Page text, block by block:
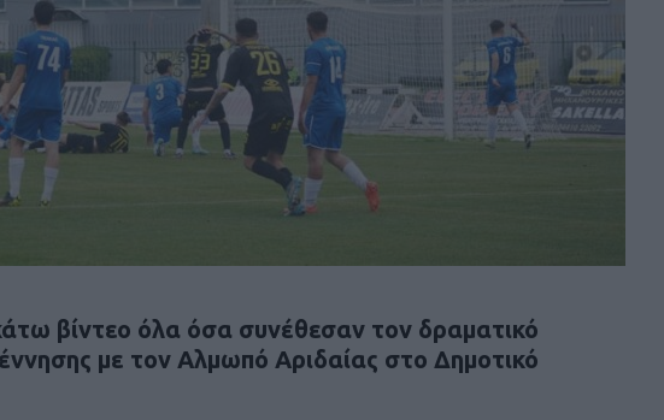
βίντεο όλα όσα συνέθεσαν τον δραματικό
με τον Αλμωπό Αριδαίας στο Δημοτικό